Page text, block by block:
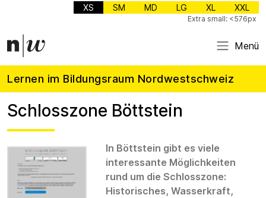
XS SM MD LG XL XXL
Extra small: <576px
Menü
Lernen im Bildungsraum Nordwestschweiz
Schlosszone Böttstein
In Böttstein gibt es viele
interessante Möglichkeiten
rund um die Schlosszone:
Historisches, Wasserkraft,